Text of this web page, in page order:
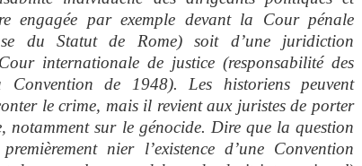
engagée par exemple devant la Cour pénale
du Statut de Rome) soit d’une juridiction
internationale de justice (responsabilité des
de 1948). Les historiens peuvent
le crime, mais il revient aux juristes de porter
sur le génocide. Dire que la question
nier l’existence d’une Convention